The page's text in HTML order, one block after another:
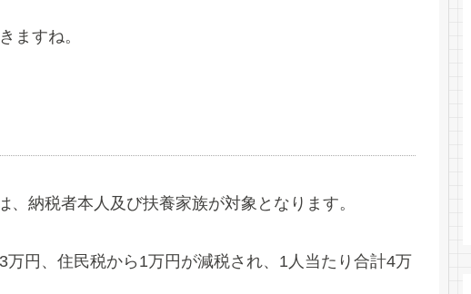
ますね。
納税者本人及び扶養家族が対象となります。
円、住民税から1万円が減税され、1人当たり合計4万